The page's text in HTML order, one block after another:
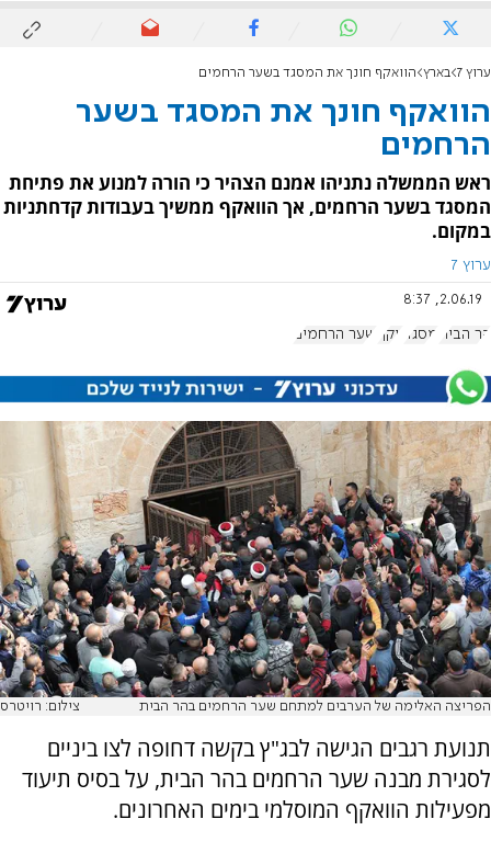
ערוץ 7 בארץ הוואקף חונך את המסגד בשער הרחמים
הוואקף חונך את המסגד בשער
הרחמים
ראש הממשלה נתניהו אמנם הצהיר כי הורה למנוע את פתיחת
המסגד בשער הרחמים, אך הוואקף ממשיך בעבודות קדחתניות
במקום.
ערוץ 7
2.06.19, 8:37
הר הבית מסגד ווקף שער הרחמים
הפריצה האלימה של הערבים למתחם שער הרחמים בהר הבית צילום: רויטרס
תנועת רגבים הגישה לבג"ץ בקשה דחופה לצו ביניים
לסגירת מבנה שער הרחמים בהר הבית, על בסיס תיעוד
מפעילות הוואקף המוסלמי בימים האחרונים.